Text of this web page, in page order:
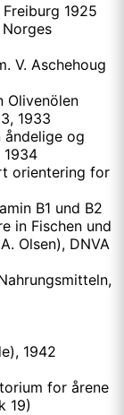
1925
V. Aschehoug
Olivenölen
1933
og
orientering for
B1 und B2
in Fischen und
Olsen), DNVA
1942
for årene
19)